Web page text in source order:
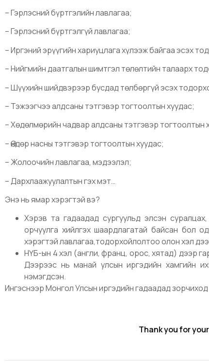
– Гэрлэсний бүртгэлийн лавлагаа;
– Гэрлэсний бүртгэлгүй лавлагаа;
– Иргэний эрүүгийн хариуцлага хүлээж байгаа эсэх
– Нийгмийн даатгалын шимтгэл төлөлтийн талаарх
– Шүүхийн шийдвэрээр бусдад төлбөргүй эсэх
– Тэжээгчээ алдсаны тэтгэвэр тогтоолтын хуудас;
– Хөдөлмөрийн чадвар алдсаны тэтгэвэр тогтоолтын
– Өндөр насны тэтгэвэр тогтоолтын хуудас;
– Жолоочийн лавлагаа, мэдээлэл;
– Дархлаажуулалтын гэх мэт…
Энэ нь ямар хэрэгтэй вэ?
Хэрэв та гадаадад сургуульд элсэн
орчуулга хийлгэх шаардлагатай байсан бол
хэрэгтэй лавлагаа,тодорхойлолтоо олон хэл
НҮБ-ын 4 хэл (англи, франц, орос, хятад) дээр
Дээрээс нь манай улсын иргэдийн хамгийн
нэмэгдсэн.
Ингэснээр Монгол Улсын иргэдийн гадаадад
Thank you for